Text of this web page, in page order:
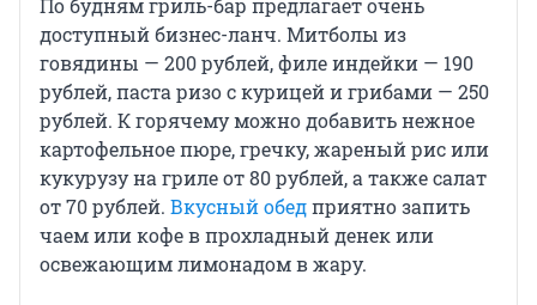
По будням гриль-бар предлагает очень
доступный бизнес-ланч. Митболы из
говядины — 200 рублей, филе индейки — 190
рублей, паста ризо с курицей и грибами — 250
рублей. К горячему можно добавить нежное
картофельное пюре, гречку, жареный рис или
кукурузу на гриле от 80 рублей, а также салат
от 70 рублей. Вкусный обедприятно запить
чаем или кофе в прохладный денек или
освежающим лимонадом в жару.